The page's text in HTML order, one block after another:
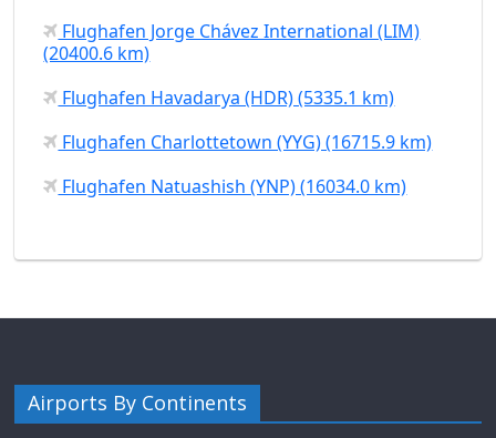
Flughafen Jorge Chávez International (LIM)
(20400.6 km)
Flughafen Havadarya (HDR) (5335.1 km)
Flughafen Charlottetown (YYG) (16715.9 km)
Flughafen Natuashish (YNP) (16034.0 km)
Airports By Continents